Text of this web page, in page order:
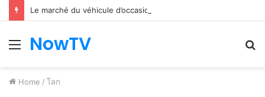
Le marché du véhicule d’occasion en plein essor
Menu
NowTV
Home / โลก